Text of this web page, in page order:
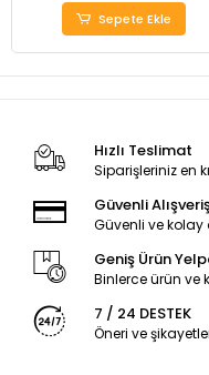
Sepete Ekle
Hızlı Teslimat
Siparişleriniz en
Güvenli
Güvenli ve
Geniş Ürün
Binlerce ürün
7 / 24 DESTEK
Öneri ve